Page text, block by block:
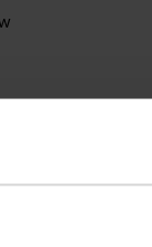
-20%